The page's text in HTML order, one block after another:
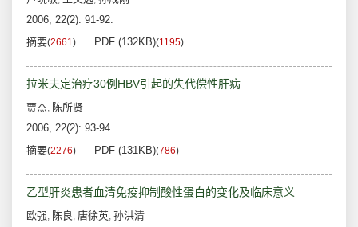
2006, 22(2): 91-92.
摘要(2661) PDF (132KB)(1195)
拉米夫定治疗30例HBV引起的失代偿性肝病
贾杰, 陈所贤
2006, 22(2): 93-94.
摘要(2276) PDF (131KB)(786)
乙型肝炎患者血清免疫抑制酸性蛋白的变化及临床意义
欧强, 陈良, 唐徐英, 孙洪清